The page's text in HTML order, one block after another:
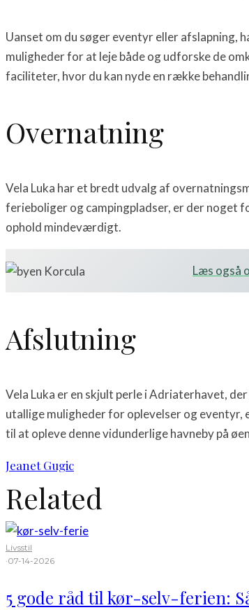
Uanset om du søger eventyr eller afslapning,
muligheder for at leje både og udforske de
faciliteter, hvor du kan nyde en række
Overnatning
Vela Luka har et bredt udvalg af
ferieboliger og campingpladser, er der noget
ophold mindeværdigt.
Læs også
Afslutning
Vela Luka er en skjult perle i Adriaterhavet,
utallige muligheder for oplevelser og
til at opleve denne vidunderlige havneby på
Jeanet Gugic
Related
Livsstil
·07-14-2026
5 gode råd til kør-selv-ferien: